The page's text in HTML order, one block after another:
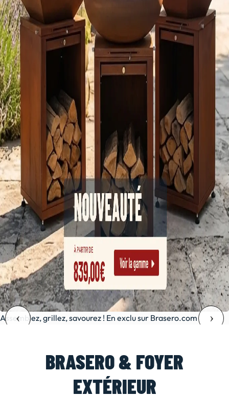
Assemblez, grillez, savourez ! En exclu sur Brasero.com
BRASERO & FOYER
EXTÉRIEUR